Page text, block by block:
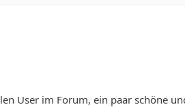
User im Forum, ein paar schöne